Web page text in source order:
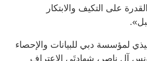
على التكيف والابتكار
لمؤسسة دبي للبيانات والإحصاء
آل ناصر، شهادتَي الاعتراف